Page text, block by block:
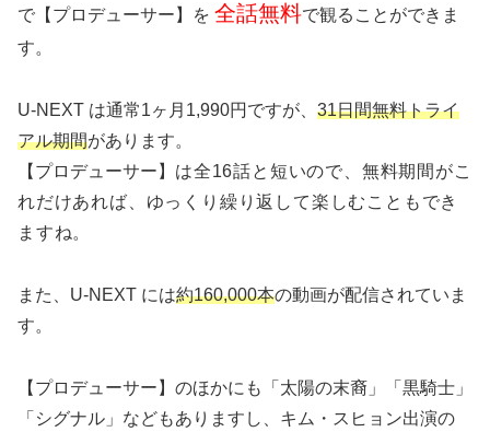
で【プロデューサー】を 全話無料で観ることができま
す。
U-NEXT は通常1ヶ月1,990円ですが、 31日間無料トライ
アル期間があります。
【プロデューサー】 は全16話と短いので、無料期間がこ
れだけあれば、ゆっくり繰り返して楽しむこともでき
ますね。
また、U-NEXT には約160,000本の動画が配信されていま
す。
【プロデューサー】のほかにも「太陽の末裔」「黒騎士」
「シグナル」などもありますし、キム・スヒョン出演の